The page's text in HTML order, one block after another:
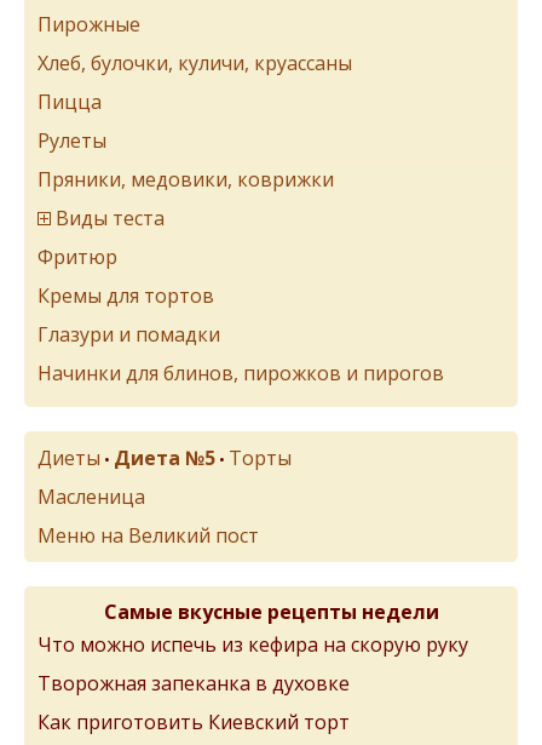
Пирожные
Хлеб, булочки, куличи, круассаны
Пицца
Рулеты
Пряники, медовики, коврижки
Виды теста
Фритюр
Кремы для тортов
Глазури и помадки
Начинки для блинов, пирожков и пирогов
Диеты • Диета №5 • Торты
Масленица
Меню на Великий пост
Самые вкусные рецепты недели
Что можно испечь из кефира на скорую руку
Творожная запеканка в духовке
Как приготовить Киевский торт